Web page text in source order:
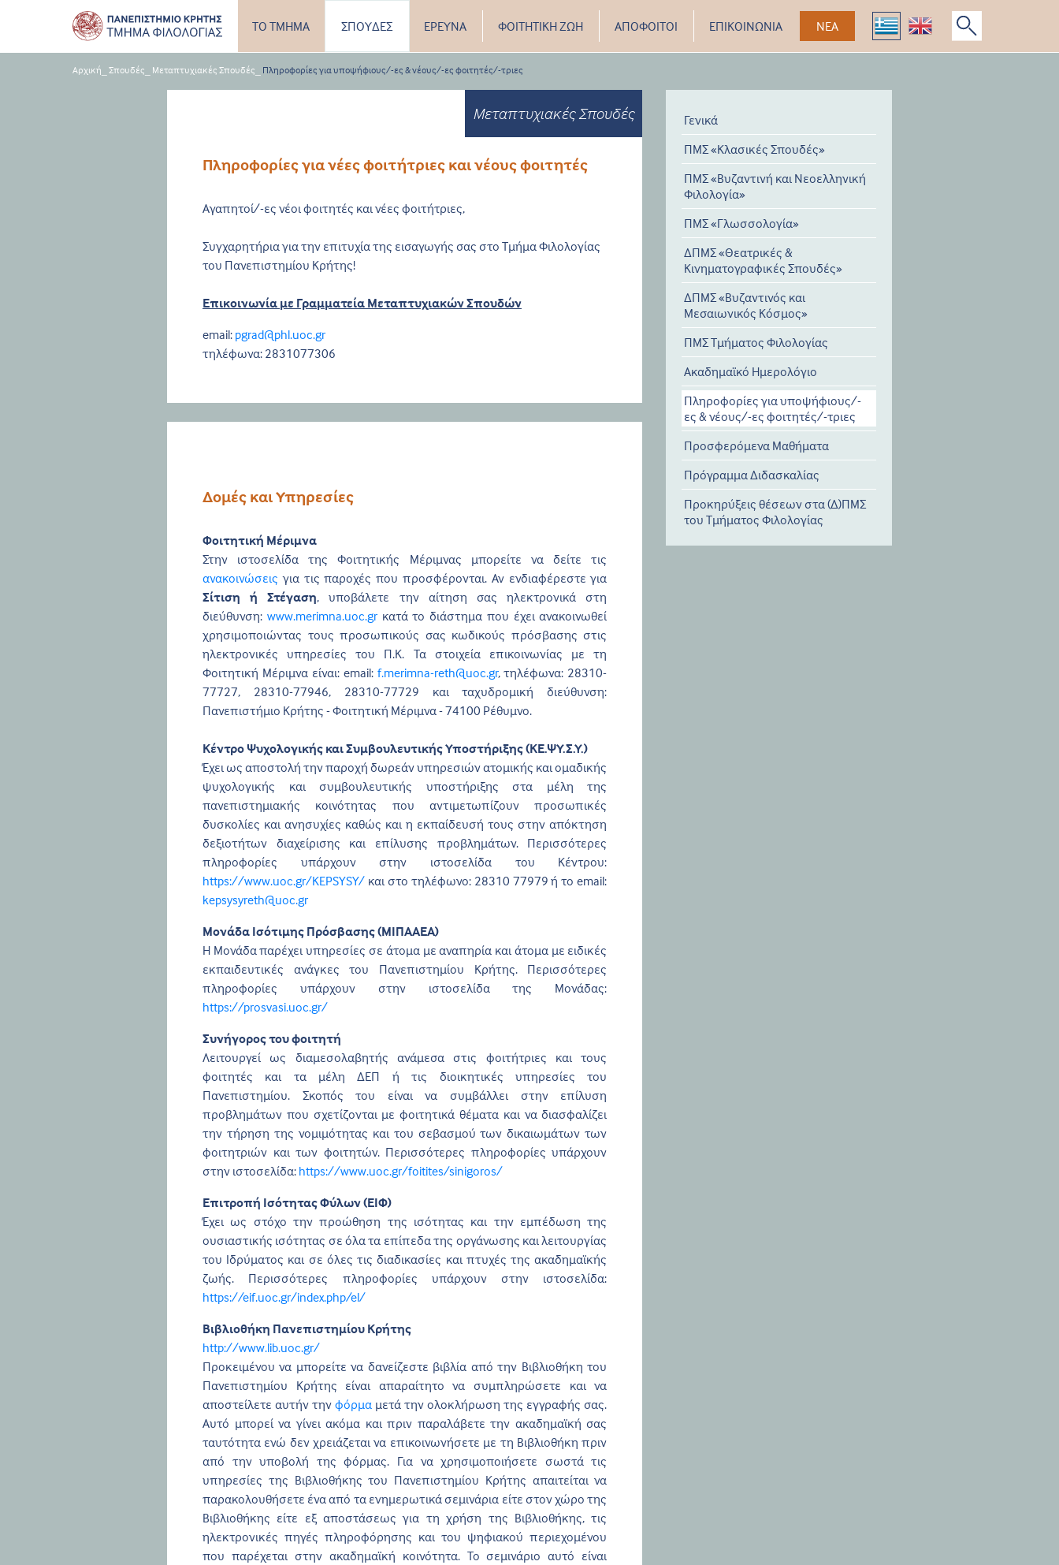
ΤΟ ΤΜΗΜΑ ΣΠΟΥΔΕΣ ΕΡΕΥΝΑ ΦΟΙΤΗΤΙΚΗ ΖΩΗ ΑΠΟΦΟΙΤΟΙ ΕΠΙΚΟΙΝΩΝΙΑ ΝΕΑ
Αρχική Σπουδές Μεταπτυχιακές Σπουδές Πληροφορίες για υποψήφιους/-ες & νέους/-ες φοιτητές/-τριες
Μεταπτυχιακές Σπουδές
Πληροφορίες για νέες φοιτήτριες και νέους φοιτητές
Αγαπητοί/-ες νέοι φοιτητές και νέες φοιτήτριες,
Συγχαρητήρια για την επιτυχία της εισαγωγής σας στο Τμήμα Φιλολογίας
του Πανεπιστημίου Κρήτης!
Επικοινωνία με Γραμματεία Μεταπτυχιακών Σπουδών
email: pgrad@phl.uoc.gr
τηλέφωνα: 2831077306
Δομές και Υπηρεσίες
Φοιτητική Μέριμνα
Στην ιστοσελίδα της Φοιτητικής Μέριμνας μπορείτε να δείτε τις
ανακοινώσεις για τις παροχές που προσφέρονται. Αν ενδιαφέρεστε για
Σίτιση ή Στέγαση, υποβάλετε την αίτηση σας ηλεκτρονικά στη
διεύθυνση: www.merimna.uoc.grκατά το διάστημα που έχει ανακοινωθεί
χρησιμοποιώντας τους προσωπικούς σας κωδικούς πρόσβασης στις
ηλεκτρονικές υπηρεσίες του Π.Κ. Τα στοιχεία επικοινωνίας με τη
Φοιτητική Μέριμνα είναι: email: f.merimna-reth@uoc.gr, τηλέφωνα: 28310-
77727, 28310-77946, 28310-77729 και ταχυδρομική διεύθυνση:
Πανεπιστήμιο Κρήτης - Φοιτητική Μέριμνα - 74100 Ρέθυμνο.
Κέντρο Ψυχολογικής και Συμβουλευτικής Υποστήριξης (ΚΕ.ΨΥ.Σ.Υ.)
Έχει ως αποστολή την παροχή δωρεάν υπηρεσιών ατομικής και ομαδικής
ψυχολογικής και συμβουλευτικής υποστήριξης στα μέλη της
πανεπιστημιακής κοινότητας που αντιμετωπίζουν προσωπικές
δυσκολίες και ανησυχίες καθώς και η εκπαίδευσή τους στην απόκτηση
δεξιοτήτων διαχείρισης και επίλυσης προβλημάτων. Περισσότερες
πληροφορίες υπάρχουν στην ιστοσελίδα του Κέντρου:
https://www.uoc.gr/KEPSYSY/και στο τηλέφωνο: 28310 77979 ή το email:
kepsysyreth@uoc.gr
Μονάδα Ισότιμης Πρόσβασης (ΜΙΠΑΑΕΑ)
Η Μονάδα παρέχει υπηρεσίες σε άτομα με αναπηρία και άτομα με ειδικές
εκπαιδευτικές ανάγκες του Πανεπιστημίου Κρήτης. Περισσότερες
πληροφορίες υπάρχουν στην ιστοσελίδα της Μονάδας:
https://prosvasi.uoc.gr/
Συνήγορος του φοιτητή
Λειτουργεί ως διαμεσολαβητής ανάμεσα στις φοιτήτριες και τους
φοιτητές και τα μέλη ΔΕΠ ή τις διοικητικές υπηρεσίες του
Πανεπιστημίου. Σκοπός του είναι να συμβάλλει στην επίλυση
προβλημάτων που σχετίζονται με φοιτητικά θέματα και να διασφαλίζει
την τήρηση της νομιμότητας και του σεβασμού των δικαιωμάτων των
φοιτητριών και των φοιτητών. Περισσότερες πληροφορίες υπάρχουν
στην ιστοσελίδα: https://www.uoc.gr/foitites/sinigoros/
Επιτροπή Ισότητας Φύλων (ΕΙΦ)
Έχει ως στόχο την προώθηση της ισότητας και την εμπέδωση της
ουσιαστικής ισότητας σε όλα τα επίπεδα της οργάνωσης και λειτουργίας
του Ιδρύματος και σε όλες τις διαδικασίες και πτυχές της ακαδημαϊκής
ζωής. Περισσότερες πληροφορίες υπάρχουν στην ιστοσελίδα:
https://eif.uoc.gr/index.php/el/
Βιβλιοθήκη Πανεπιστημίου Κρήτης
http://www.lib.uoc.gr/
Προκειμένου να μπορείτε να δανείζεστε βιβλία από την Βιβλιοθήκη του
Πανεπιστημίου Κρήτης είναι απαραίτητο να συμπληρώσετε και να
αποστείλετε αυτήν τηνφόρμα μετά την ολοκλήρωση της εγγραφής σας.
Αυτό μπορεί να γίνει ακόμα και πριν παραλάβετε την ακαδημαϊκή σας
ταυτότητα ενώ δεν χρειάζεται να επικοινωνήσετε με τη Βιβλιοθήκη πριν
από την υποβολή της φόρμας. Για να χρησιμοποιήσετε σωστά τις
υπηρεσίες της Βιβλιοθήκης του Πανεπιστημίου Κρήτης απαιτείται να
παρακολουθήσετε ένα από τα ενημερωτικά σεμινάρια είτε στον χώρο της
Βιβλιοθήκης είτε εξ αποστάσεως για τη χρήση της Βιβλιοθήκης, τις
ηλεκτρονικές πηγές πληροφόρησης και του ψηφιακού περιεχομένου
που παρέχεται στην ακαδημαϊκή κοινότητα. Το σεμινάριο αυτό είναι
Γενικά
ΠΜΣ «Κλασικές Σπουδές»
ΠΜΣ «Βυζαντινή και Νεοελληνική
Φιλολογία»
ΠΜΣ «Γλωσσολογία»
ΔΠΜΣ «Θεατρικές &
Κινηματογραφικές Σπουδές»
ΔΠΜΣ «Βυζαντινός και
Μεσαιωνικός Κόσμος»
ΠΜΣ Τμήματος Φιλολογίας
Ακαδημαϊκό Ημερολόγιο
Πληροφορίες για υποψήφιους/-
ες & νέους/-ες φοιτητές/-τριες
Προσφερόμενα Μαθήματα
Πρόγραμμα Διδασκαλίας
Προκηρύξεις θέσεων στα (Δ)ΠΜΣ
του Τμήματος Φιλολογίας